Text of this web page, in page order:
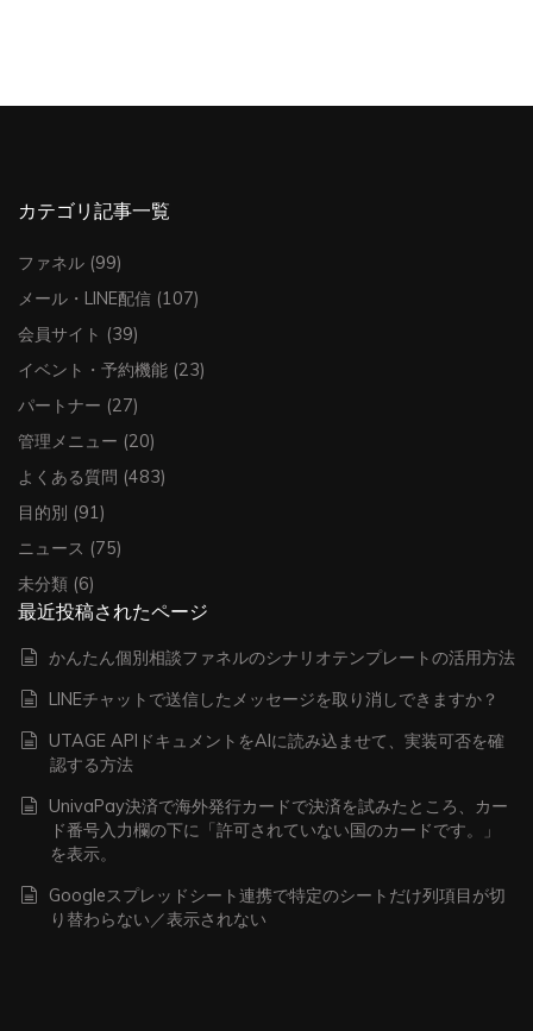
カテゴリ記事一覧
ファネル (99)
メール・LINE配信 (107)
会員サイト (39)
イベント・予約機能 (23)
パートナー (27)
管理メニュー (20)
よくある質問 (483)
目的別 (91)
ニュース (75)
未分類 (6)
最近投稿されたページ
かんたん個別相談ファネルのシナリオテンプレートの活用方法
LINEチャットで送信したメッセージを取り消しできますか？
UTAGE APIドキュメントをAIに読み込ませて、実装可否を確
認する方法
UnivaPay決済で海外発行カードで決済を試みたところ、カー
ド番号入力欄の下に「許可されていない国のカードです。」
を表示。
Googleスプレッドシート連携で特定のシートだけ列項目が切
り替わらない／表示されない